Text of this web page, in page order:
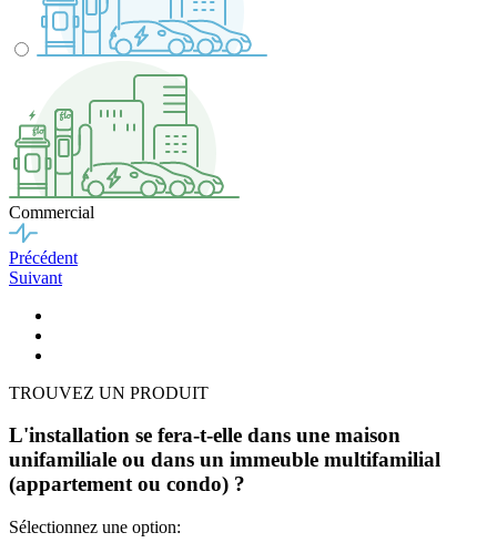
Commercial
Précédent
Suivant
TROUVEZ UN PRODUIT
L'installation se fera-t-elle dans une maison
unifamiliale ou dans un immeuble multifamilial
(appartement ou condo) ?
Sélectionnez une option: